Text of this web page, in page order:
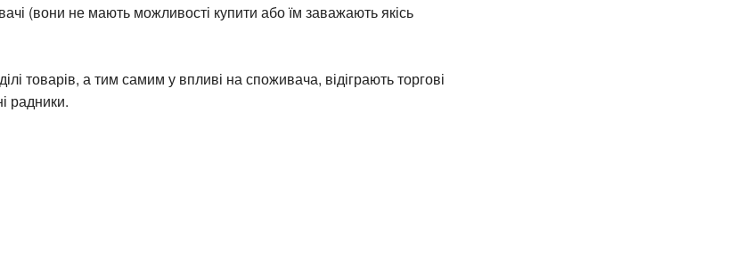
(вони не мають можливості купити або їм заважають якісь
товарів, а тим самим у впливі на споживача, відіграють торгові
радники.